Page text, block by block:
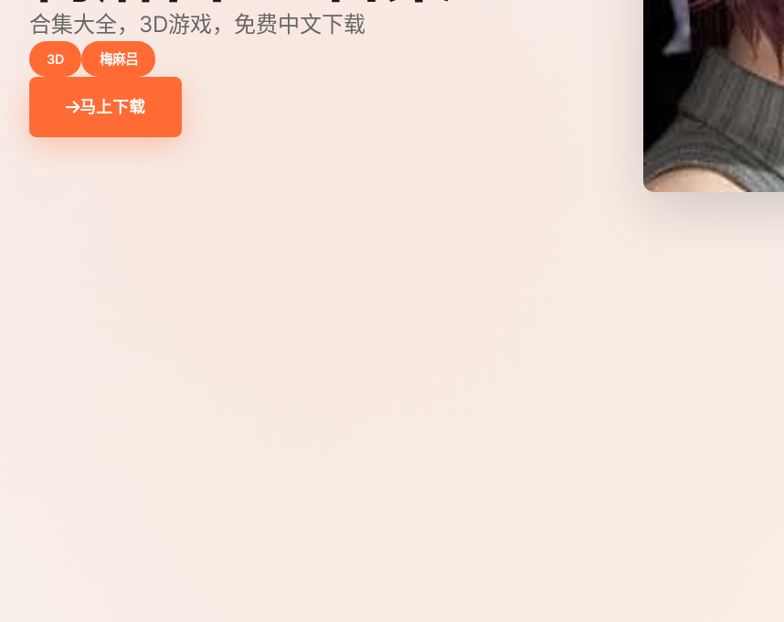
合集大全，3D游戏，免费中文下载
3D 梅麻吕
马上下载